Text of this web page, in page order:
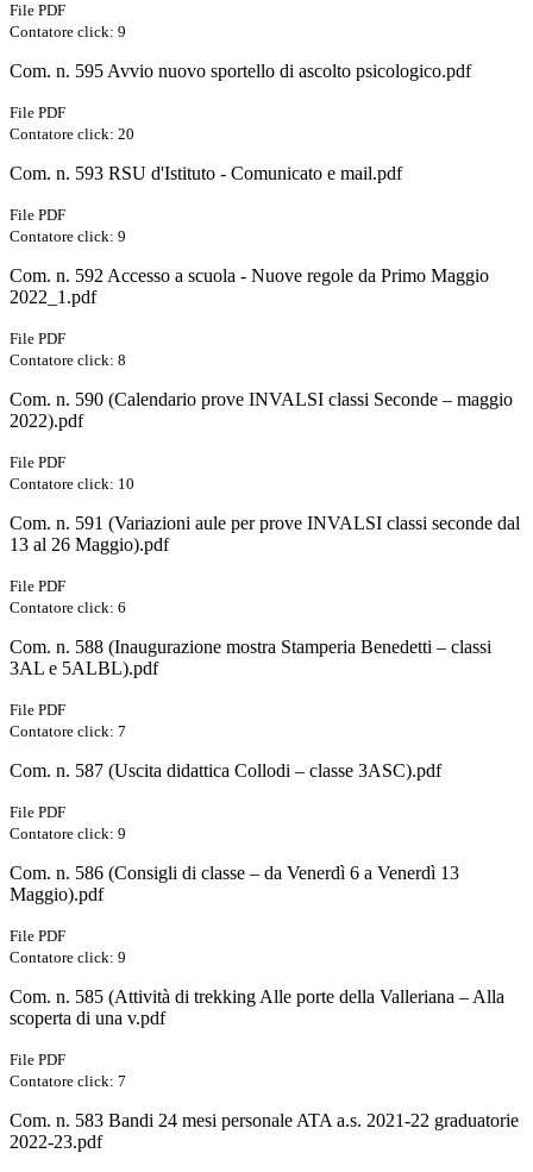
File PDF
Contatore click: 9
Com. n. 595 Avvio nuovo sportello di ascolto psicologico.pdf
File PDF
Contatore click: 20
Com. n. 593 RSU d'Istituto - Comunicato e mail.pdf
File PDF
Contatore click: 9
Com. n. 592 Accesso a scuola - Nuove regole da Primo Maggio
2022_1.pdf
File PDF
Contatore click: 8
Com. n. 590 (Calendario prove INVALSI classi Seconde – maggio
2022).pdf
File PDF
Contatore click: 10
Com. n. 591 (Variazioni aule per prove INVALSI classi seconde dal
13 al 26 Maggio).pdf
File PDF
Contatore click: 6
Com. n. 588 (Inaugurazione mostra Stamperia Benedetti – classi
3AL e 5ALBL).pdf
File PDF
Contatore click: 7
Com. n. 587 (Uscita didattica Collodi – classe 3ASC).pdf
File PDF
Contatore click: 9
Com. n. 586 (Consigli di classe – da Venerdì 6 a Venerdì 13
Maggio).pdf
File PDF
Contatore click: 9
Com. n. 585 (Attività di trekking Alle porte della Valleriana – Alla
scoperta di una v.pdf
File PDF
Contatore click: 7
Com. n. 583 Bandi 24 mesi personale ATA a.s. 2021-22 graduatorie
2022-23.pdf